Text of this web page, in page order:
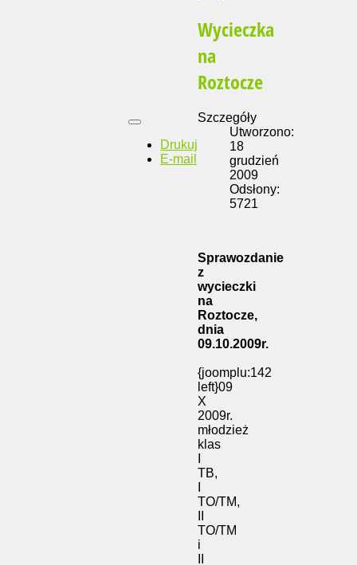
Wycieczka
na
Roztocze
Drukuj
E-mail
Szczegóły
Utworzono:
18
grudzień
2009
Odsłony:
5721
Sprawozdanie
z
wycieczki
na
Roztocze,
dnia
09.10.2009r.
{joomplu:142
left}09
X
2009r.
młodzież
klas
TB,
TO/TM,
TO/TM
i